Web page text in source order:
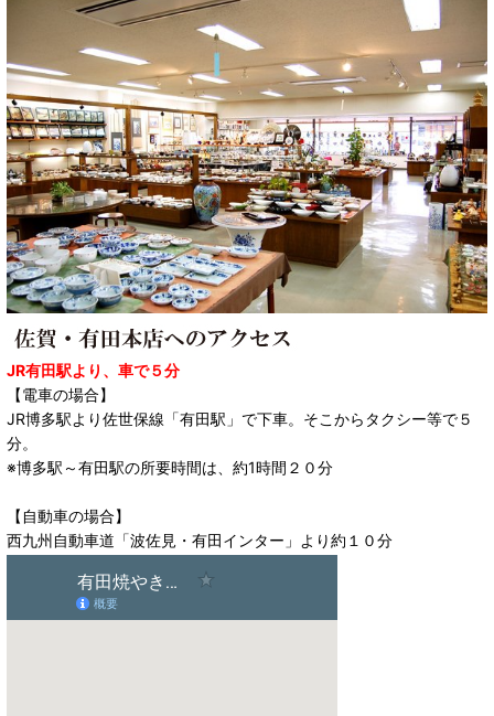
JR有田駅より、車で５分
【電車の場合】
JR博多駅より佐世保線「有田駅」で下車。そこからタクシー等で５
分。
※博多駅～有田駅の所要時間は、約1時間２０分
【自動車の場合】
西九州自動車道「波佐見・有田インター」より約１０分